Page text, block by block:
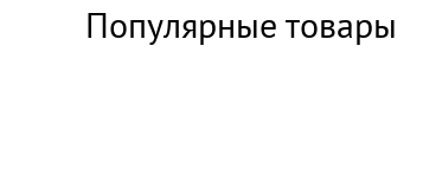
Популярные товары